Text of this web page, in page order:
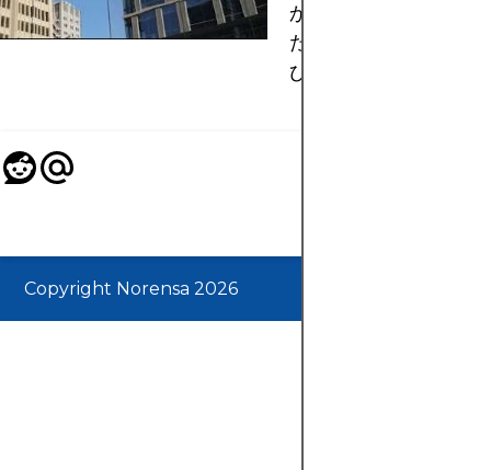
か、そして過度の依
たらす落とし穴につ
びます。
Copyright Norensa 2026